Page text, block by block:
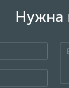
Нужна